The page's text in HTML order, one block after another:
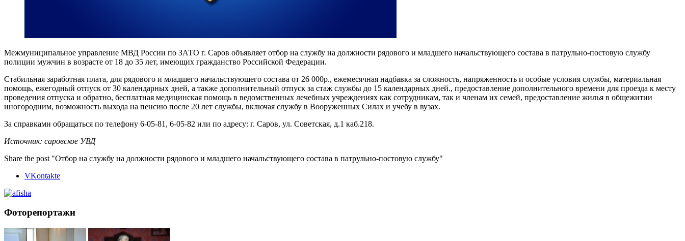
Межмуниципальное управление МВД России по ЗАТО г. Саров объявляет отбор на службу на должности рядового и младшего начальствующего состава в патрульно-постовую службу
полиции мужчин в возрасте от 18 до 35 лет, имеющих гражданство Российской Федерации.
Стабильная заработная плата, для рядового и младшего начальствующего состава от 26 000р., ежемесячная надбавка за сложность, напряженность и особые условия службы, материальная
помощь, ежегодный отпуск от 30 календарных дней, а также дополнительный отпуск за стаж службы до 15 календарных дней., предоставление дополнительного времени для проезда к месту
проведения отпуска и обратно, бесплатная медицинская помощь в ведомственных лечебных учреждениях как сотрудникам, так и членам их семей, предоставление жилья в общежитии
иногородним, возможность выхода на пенсию после 20 лет службы, включая службу в Вооруженных Силах и учебу в вузах.
За справками обращаться по телефону 6-05-81, 6-05-82 или по адресу: г. Саров, ул. Советская, д.1 каб.218.
Источник: саровское УВД
Share the post "Отбор на службу на должности рядового и младшего начальствующего состава в патрульно-постовую службу"
VKontakte
Фоторепортажи